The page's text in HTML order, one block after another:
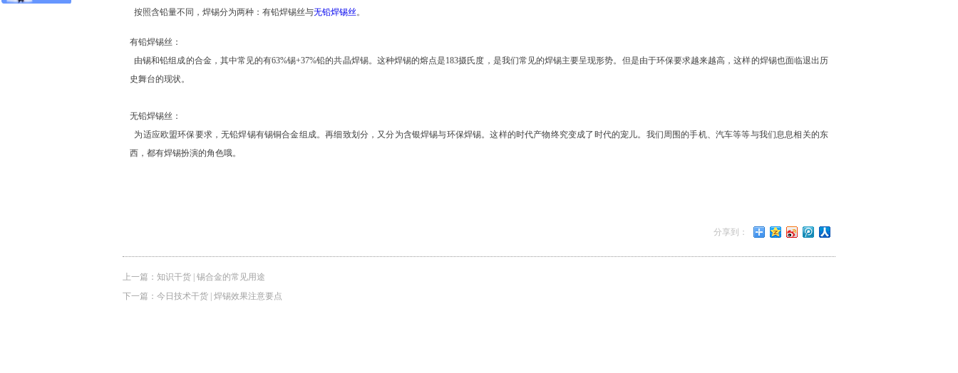
按照含铅量不同，焊锡分为两种：有铅焊锡丝与无铅焊锡丝。
有铅焊锡丝：
由锡和铅组成的合金，其中常见的有63%锡+37%铅的共晶焊锡。这种焊锡的熔点是183摄氏度，是我们常见的焊锡主要呈现形势。但是由于环保要求越来越高，这样的焊锡也面临退出历
史舞台的现状。
无铅焊锡丝：
为适应欧盟环保要求，无铅焊锡有锡铜合金组成。再细致划分，又分为含银焊锡与环保焊锡。这样的时代产物终究变成了时代的宠儿。我们周围的手机、汽车等等与我们息息相关的东
西，都有焊锡扮演的角色哦。
上一篇： 知识干货 | 锡合金的常见用途
下一篇： 今日技术干货 | 焊锡效果注意要点